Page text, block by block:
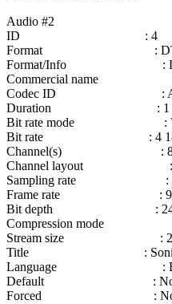
Audio #2
ID : 4
Format : DTS
Format/Info : Digital
Commercial name :
Codec ID :
Duration : 1 h
Bit rate mode :
Bit rate : 4 188
Channel(s) : 8
Channel layout : C L
Sampling rate :
Frame rate : 93.750
Bit depth : 24
Compression mode :
Stream size : 2.89
Title :
Language :
Default :
Forced :